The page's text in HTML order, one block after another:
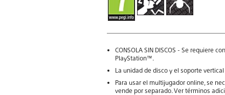
CONSOLA SIN DISCOS - Se requiere
PlayStation™.
La unidad de disco y el soporte
Para usar el multijugador online, se
vende por separado. Ver términos